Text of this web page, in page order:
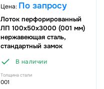
Цена: По запросу
Лоток перфорированный
ЛП 100х50х3000 (001 мм)
нержавеющая сталь,
стандартный замок
В наличии
Толщина стали
001